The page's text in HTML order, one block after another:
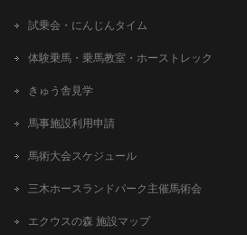
試乗会・にんじんタイム
体験乗馬・乗馬教室・ホーストレック
きゅう舎見学
馬事施設利用申請
馬術大会スケジュール
三木ホースランドパーク主催馬術会
エクウスの森 施設マップ